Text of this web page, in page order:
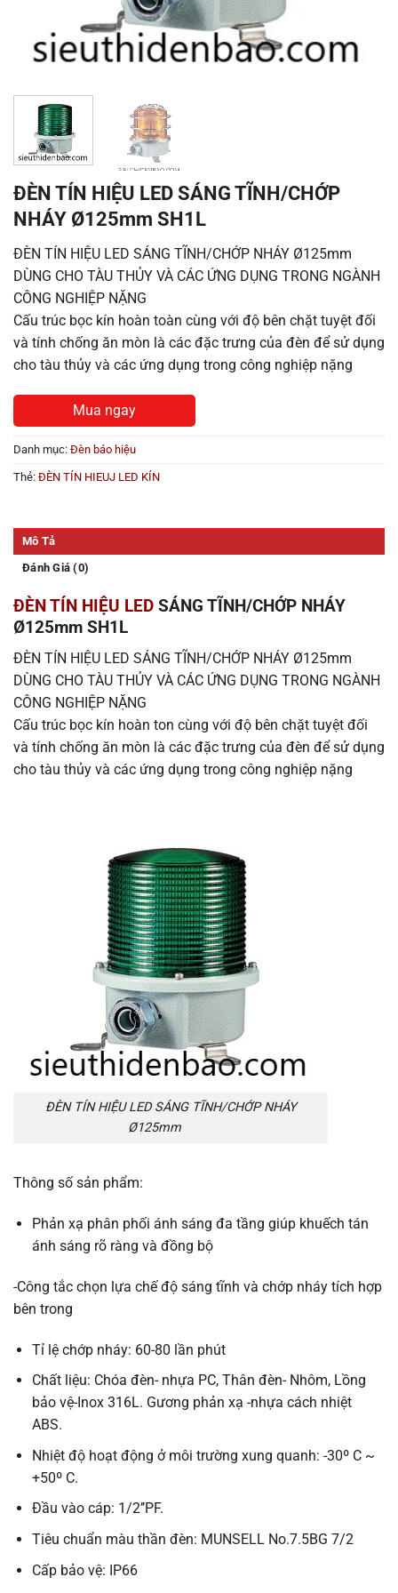
ĐÈN TÍN HIỆU LED SÁNG TĨNH/CHỚP
NHÁY Ø125mm SH1L
ĐÈN TÍN HIỆU LED SÁNG TĨNH/CHỚP NHÁY Ø125mm
DÙNG CHO TÀU THỦY VÀ CÁC ỨNG DỤNG TRONG NGÀNH
CÔNG NGHIỆP NẶNG
Cấu trúc bọc kín hoàn toàn cùng với độ bên chặt tuyệt đối
và tính chống ăn mòn là các đặc trưng của đèn để sử dụng
cho tàu thủy và các ứng dụng trong công nghiệp nặng
Mua ngay
Danh mục: Đèn báo hiệu
Thẻ: ĐÈN TÍN HIEUJ LED KÍN
Mô Tả
Đánh Giá (0)
ĐÈN TÍN HIỆU LED SÁNG TĨNH/CHỚP NHÁY
Ø125mm SH1L
ĐÈN TÍN HIỆU LED SÁNG TĨNH/CHỚP NHÁY Ø125mm
DÙNG CHO TÀU THỦY VÀ CÁC ỨNG DỤNG TRONG NGÀNH
CÔNG NGHIỆP NẶNG
Cấu trúc bọc kín hoàn ton cùng với độ bên chặt tuyệt đối
và tính chống ăn mòn là các đặc trưng của đèn để sử dụng
cho tàu thủy và các ứng dụng trong công nghiệp nặng
ĐÈN TÍN HIỆU LED SÁNG TĨNH/CHỚP NHÁY
Ø125mm
Thông số sản phẩm:
Phản xạ phân phối ánh sáng đa tầng giúp khuếch tán
ánh sáng rõ ràng và đồng bộ
-Công tắc chọn lựa chế độ sáng tĩnh và chớp nháy tích hợp
bên trong
Tỉ lệ chớp nháy: 60-80 lần phút
Chất liệu: Chóa đèn- nhựa PC, Thân đèn- Nhôm, Lồng
bảo vệ-Inox 316L. Gương phản xạ -nhựa cách nhiệt
ABS.
Nhiệt độ hoạt động ở môi trường xung quanh: -30º C ~
+50º C.
Đầu vào cáp: 1/2’’PF.
Tiêu chuẩn màu thần đèn: MUNSELL No.7.5BG 7/2
Cấp bảo vệ: IP66